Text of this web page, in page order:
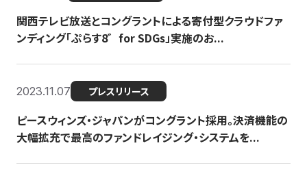
関西テレビ放送とコングラントによる寄付型クラウドファ
ンディング「ぷらす8゛for SDGs」実施のお...
2023.11.07 プレスリリース
ピースウィンズ・ジャパンがコングラント採用。決済機能の
大幅拡充で最高のファンドレイジング・システムを...